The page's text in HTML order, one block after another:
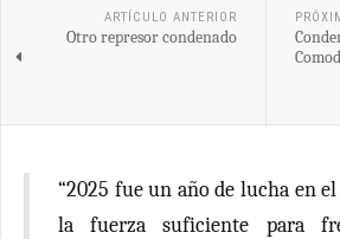
ARTÍCULO ANTERIOR
Otro represor condenado
“2025 fue un año de lucha en
la fuerza suficiente para